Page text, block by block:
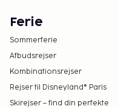
Ferie
Sommerferie
Afbudsrejser
Kombinationsrejser
Rejser til Disneyland® Paris
Skirejser – find din perfekte